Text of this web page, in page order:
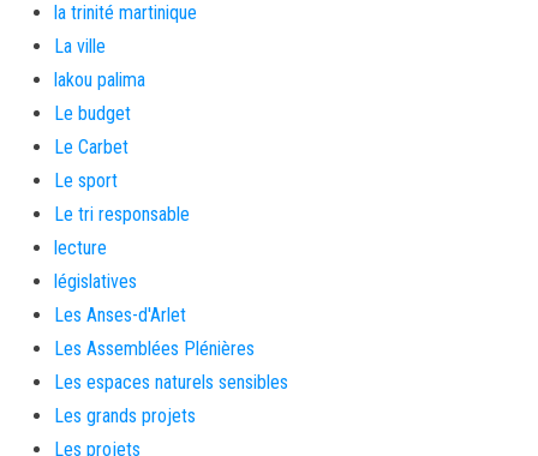
la trinité martinique
La ville
lakou palima
Le budget
Le Carbet
Le sport
Le tri responsable
lecture
législatives
Les Anses-d'Arlet
Les Assemblées Plénières
Les espaces naturels sensibles
Les grands projets
Les projets